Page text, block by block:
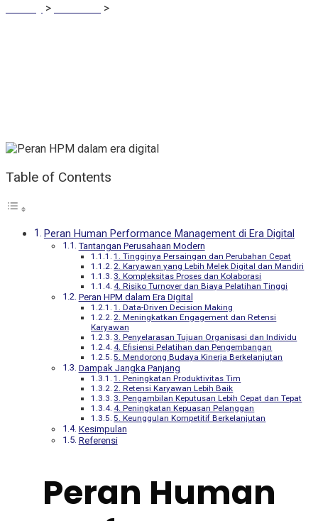
> >
Table of Contents
Peran Human Performance Management di Era Digital
Tantangan Perusahaan Modern
1. Tingginya Persaingan dan Perubahan Cepat
2. Karyawan yang Lebih Melek Digital dan Mandiri
3. Kompleksitas Proses dan Kolaborasi
4. Risiko Turnover dan Biaya Pelatihan Tinggi
Peran HPM dalam Era Digital
1. Data-Driven Decision Making
2. Meningkatkan Engagement dan Retensi
Karyawan
3. Penyelarasan Tujuan Organisasi dan Individu
4. Efisiensi Pelatihan dan Pengembangan
5. Mendorong Budaya Kinerja Berkelanjutan
Dampak Jangka Panjang
1. Peningkatan Produktivitas Tim
2. Retensi Karyawan Lebih Baik
3. Pengambilan Keputusan Lebih Cepat dan Tepat
4. Peningkatan Kepuasan Pelanggan
5. Keunggulan Kompetitif Berkelanjutan
Kesimpulan
Referensi
Peran Human